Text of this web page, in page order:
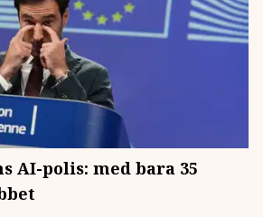
AI-polis: med bara 35